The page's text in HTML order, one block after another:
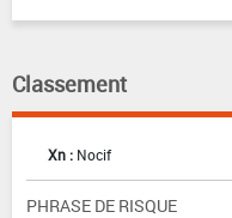
Classement
Xn : Nocif
PHRASE DE RISQUE